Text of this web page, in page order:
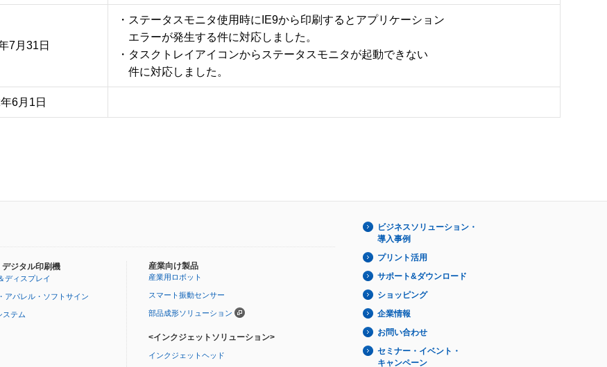
7月31日
・ステータスモニタ使用時にIE9から印刷するとアプリケーション
エラーが発生する件に対応しました。
・タスクトレイアイコンからステータスモニタが起動できない
6月1日
ジタル印刷機
ディスプレイ
アパレル・ソフトサイン
ステム
産業向け製品
産業用ロボット
スマート振動センサー
部品成形ソリューション
<インクジェットソリューション>
インクジェットヘッド
ビジネスソリューション・
導入事例
プリント活用
サポート&ダウンロード
ショッピング
企業情報
お問い合わせ
セミナー・イベント・
キャンペーン